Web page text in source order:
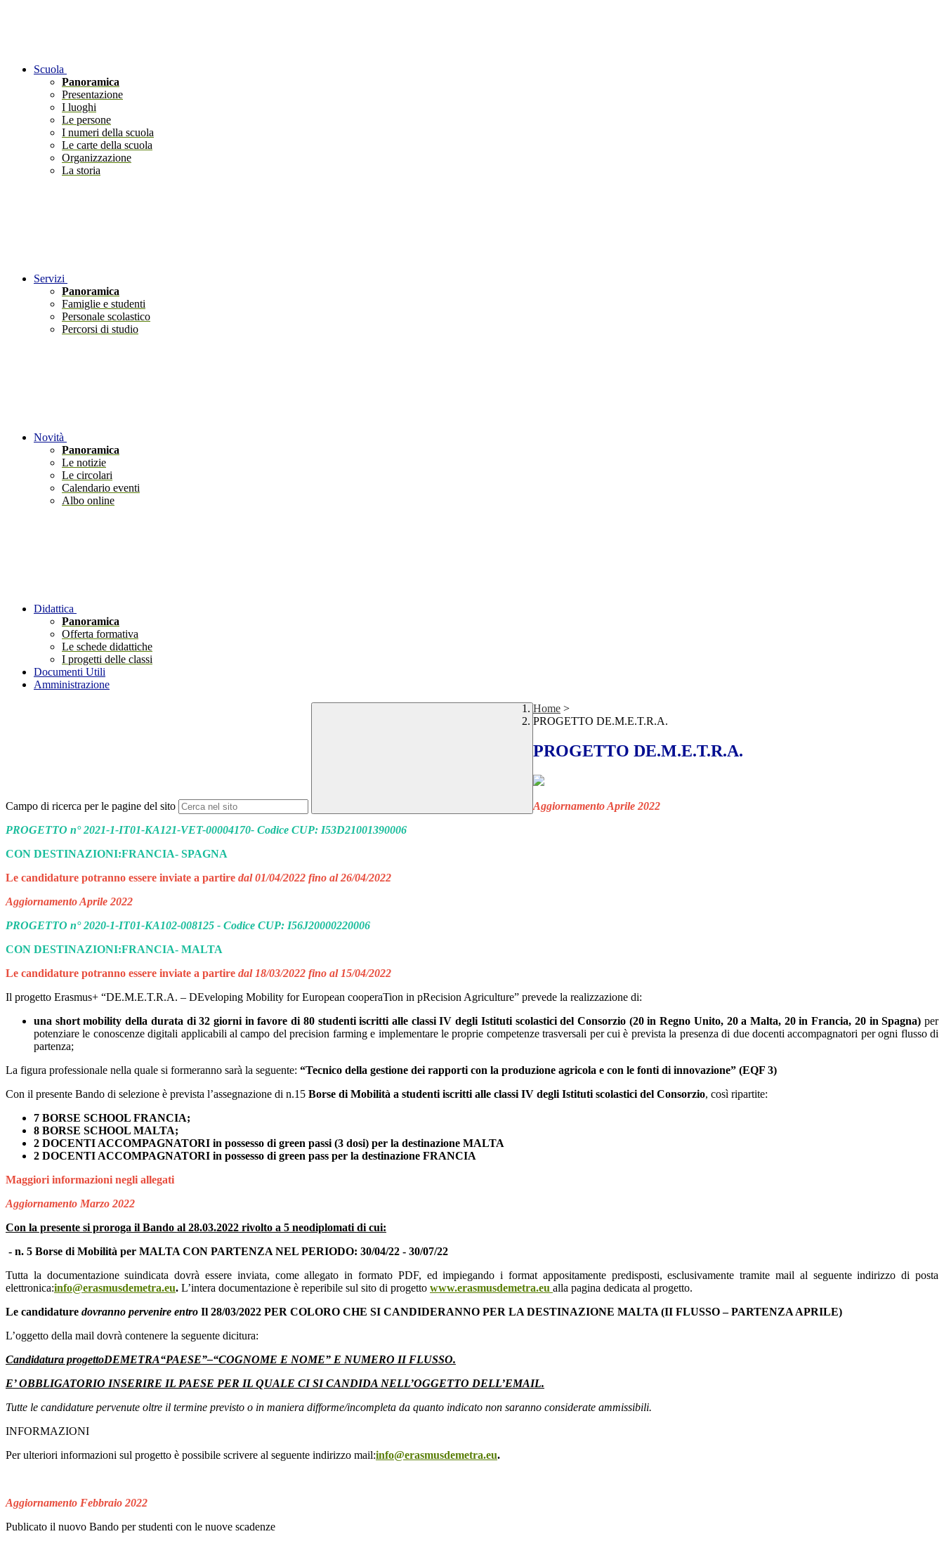
Scuola
Panoramica
Presentazione
I luoghi
Le persone
I numeri della scuola
Le carte della scuola
Organizzazione
La storia
Servizi
Panoramica
Famiglie e studenti
Personale scolastico
Percorsi di studio
Novità
Panoramica
Le notizie
Le circolari
Calendario eventi
Albo online
Didattica
Panoramica
Offerta formativa
Le schede didattiche
I progetti delle classi
Documenti Utili
Amministrazione
Campo di ricerca per le pagine del sito
Home >
PROGETTO DE.M.E.T.R.A.
PROGETTO DE.M.E.T.R.A.
Aggiornamento Aprile 2022
PROGETTO n° 2021-1-IT01-KA121-VET-00004170- Codice CUP: I53D21001390006
CON DESTINAZIONI:FRANCIA- SPAGNA
Le candidature potranno essere inviate a partire dal 01/04/2022 fino al 26/04/2022
Aggiornamento Aprile 2022
PROGETTO n° 2020-1-IT01-KA102-008125 - Codice CUP: I56J20000220006
CON DESTINAZIONI:FRANCIA- MALTA
Le candidature potranno essere inviate a partire dal 18/03/2022 fino al 15/04/2022
Il progetto Erasmus+ “DE.M.E.T.R.A. – DEveloping Mobility for European cooperaTion in pRecision Agriculture” prevede la realizzazione di:
una short mobility della durata di 32 giorni in favore di 80 studenti iscritti alle classi IV degli Istituti scolastici del Consorzio (20 in Regno Unito, 20 a Malta, 20 in Francia, 20 in Spagna) per
potenziare le conoscenze digitali applicabili al campo del precision farming e implementare le proprie competenze trasversali per cui è prevista la presenza di due docenti accompagnatori per ogni flusso di
partenza;
La figura professionale nella quale si formeranno sarà la seguente: “Tecnico della gestione dei rapporti con la produzione agricola e con le fonti di innovazione” (EQF 3)
Con il presente Bando di selezione è prevista l’assegnazione di n.15 Borse di Mobilità a studenti iscritti alle classi IV degli Istituti scolastici del Consorzio, così ripartite:
7 BORSE SCHOOL FRANCIA;
8 BORSE SCHOOL MALTA;
2 DOCENTI ACCOMPAGNATORI in possesso di green passi (3 dosi) per la destinazione MALTA
2 DOCENTI ACCOMPAGNATORI in possesso di green pass per la destinazione FRANCIA
Maggiori informazioni negli allegati
Aggiornamento Marzo 2022
Con la presente si proroga il Bando al 28.03.2022 rivolto a 5 neodiplomati di cui:
- n. 5 Borse di Mobilità per MALTA CON PARTENZA NEL PERIODO: 30/04/22 - 30/07/22
Tutta la documentazione suindicata dovrà essere inviata, come allegato in formato PDF, ed impiegando i format appositamente predisposti, esclusivamente tramite mail al seguente indirizzo di posta
elettronica:info@erasmusdemetra.eu. L’intera documentazione è reperibile sul sito di progetto www.erasmusdemetra.eu alla pagina dedicata al progetto.
Le candidature dovranno pervenire entro Il 28/03/2022 PER COLORO CHE SI CANDIDERANNO PER LA DESTINAZIONE MALTA (II FLUSSO – PARTENZA APRILE)
L’oggetto della mail dovrà contenere la seguente dicitura:
Candidatura progettoDEMETRA“PAESE”–“COGNOME E NOME” E NUMERO II FLUSSO.
E’ OBBLIGATORIO INSERIRE IL PAESE PER IL QUALE CI SI CANDIDA NELL’OGGETTO DELL’EMAIL.
Tutte le candidature pervenute oltre il termine previsto o in maniera difforme/incompleta da quanto indicato non saranno considerate ammissibili.
INFORMAZIONI
Per ulteriori informazioni sul progetto è possibile scrivere al seguente indirizzo mail:info@erasmusdemetra.eu.
Aggiornamento Febbraio 2022
Publicato il nuovo Bando per studenti con le nuove scadenze